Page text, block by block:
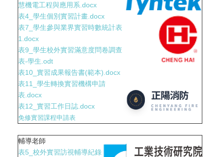
慧機電工程與應用系.docx
表4_學生個別實習計畫.docx
表7_學生參與業界實習時數統計表
1.docx
表9_學生校外實習滿意度問卷調查
表-學生.odt
表10_實習成果報告書(範本).docx
表11_學生轉換實習機構申請
表.docx
表12_實習工作日誌.docx
免修實習課程申請表
輔導老師
表5_校外實習訪視輔導紀錄